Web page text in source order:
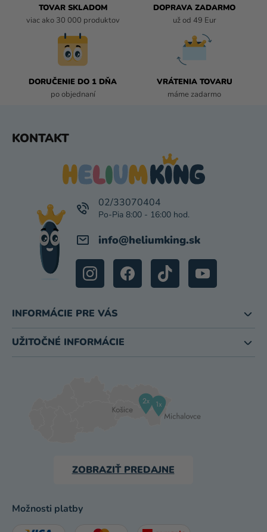
TOVAR SKLADOM
viac ako 30 000 produktov
DOPRAVA ZADARMO
už od 49 Eur
DORUČENIE DO 1 DŇA
po objednaní
VRÁTENIA TOVARU
máme zadarmo
KONTAKT
info@heliumking.sk
02/33070404
INFORMÁCIE PRE VÁS
UŽITOČNÉ INFORMÁCIE
ZOBRAZIŤ PREDAJNE
Možnosti platby